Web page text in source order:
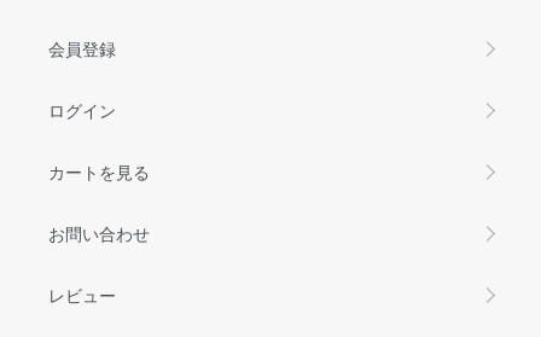
会員登録
ログイン
カートを見る
お問い合わせ
レビュー